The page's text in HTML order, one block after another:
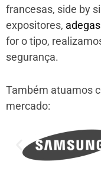
francesas, side by
expositores, adegas
for o tipo,
segurança.
Também atuamos
mercado: